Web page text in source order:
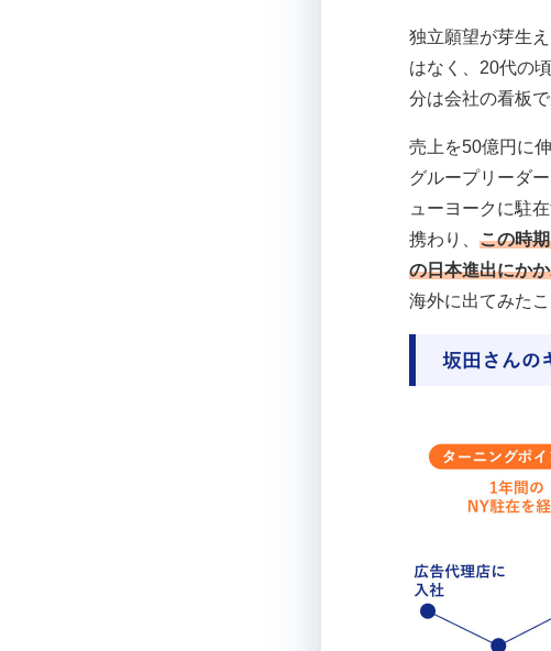
独立願望が芽生
はなく、20代の
分は会社の看板
売上を50億円に
グループリーダ
ューヨークに駐
携わり、 この時
の日本進出にか
海外に出てみた